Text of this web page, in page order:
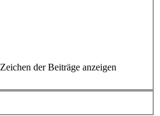
Zeichen der Beiträge anzeigen